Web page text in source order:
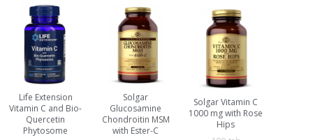
Life Extension
Vitamin C and Bio-
Quercetin
Phytosome
Solgar
Glucosamine
Chondroitin MSM
with Ester-C
Solgar Vitamin C
1000 mg with Rose
Hips